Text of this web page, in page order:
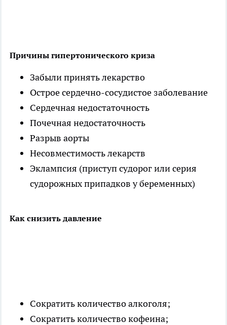
Причины гипертонического криза
Забыли принять лекарство
Острое сердечно-сосудистое заболевание
Сердечная недостаточность
Почечная недостаточность
Разрыв аорты
Несовместимость лекарств
Эклампсия (приступ судорог или серия
судорожных припадков у беременных)
Как снизить давление
Сократить количество алкоголя;
Сократить количество кофеина;